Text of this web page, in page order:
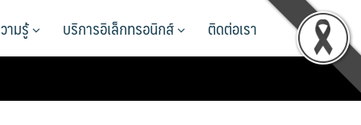
ามรู้ บริการอิเล็กทรอนิกส์ ติดต่อเรา